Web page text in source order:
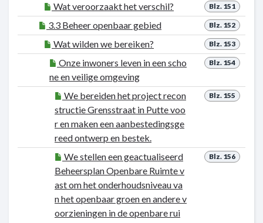
Blz. 151
Wat veroorzaakt het verschil?
Blz. 152
3.3 Beheer openbaar gebied
Blz. 153
Wat wilden we bereiken?
Blz. 154
Onze inwoners leven in een scho
ne en veilige omgeving
Blz. 155
We bereiden het project recon
structie Grensstraat in Putte voo
r en maken een aanbestedingsge
reed ontwerp en bestek.
Blz. 156
We stellen een geactualiseerd
Beheersplan Openbare Ruimte v
ast om het onderhoudsniveau va
n het openbaar groen en andere v
oorzieningen in de openbare rui